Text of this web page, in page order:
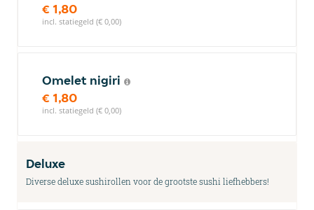
€ 1,80
incl. statiegeld (€ 0,00)
Omelet nigiri
€ 1,80
incl. statiegeld (€ 0,00)
Deluxe
Diverse deluxe sushirollen voor de grootste sushi liefhebbers!